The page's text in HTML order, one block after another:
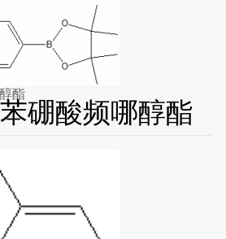
酯
硼酸频哪醇酯